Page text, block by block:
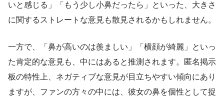
いと感じる」「もう少し小鼻だったら」といった、大きさ
に関するストレートな意見も散見されるかもしれません。
一方で、「鼻が高いのは羨ましい」「横顔が綺麗」といっ
た肯定的な意見も、中にはあると推測されます。匿名掲示
板の特性上、ネガティブな意見が目立ちやすい傾向にあり
ますが、ファンの方々の中には、彼女の鼻を個性として捉